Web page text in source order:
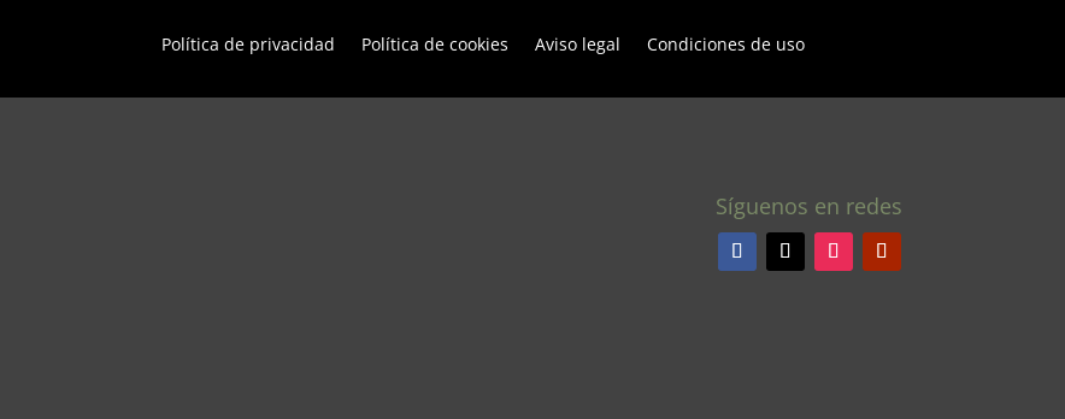
Política de privacidad Política de cookies Aviso legal Condiciones de uso
Síguenos en redes